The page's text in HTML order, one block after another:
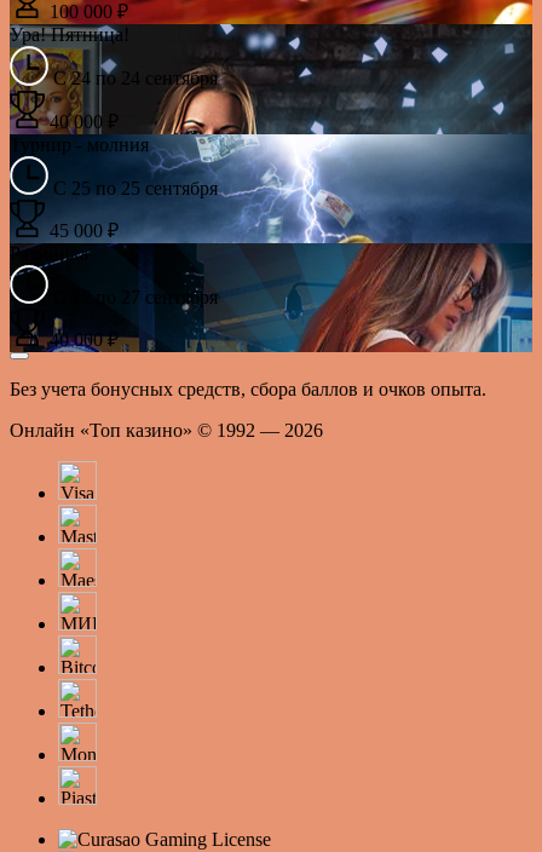
100 000 ₽
Ура! Пятница!
С 24 по 24 сентября
40 000 ₽
Турнир - молния
С 25 по 25 сентября
45 000 ₽
Разминка
С 27 по 27 сентября
40 000 ₽
Без учета бонусных средств, сбора баллов и очков опыта.
Онлайн «Топ казино» © 1992 — 2026